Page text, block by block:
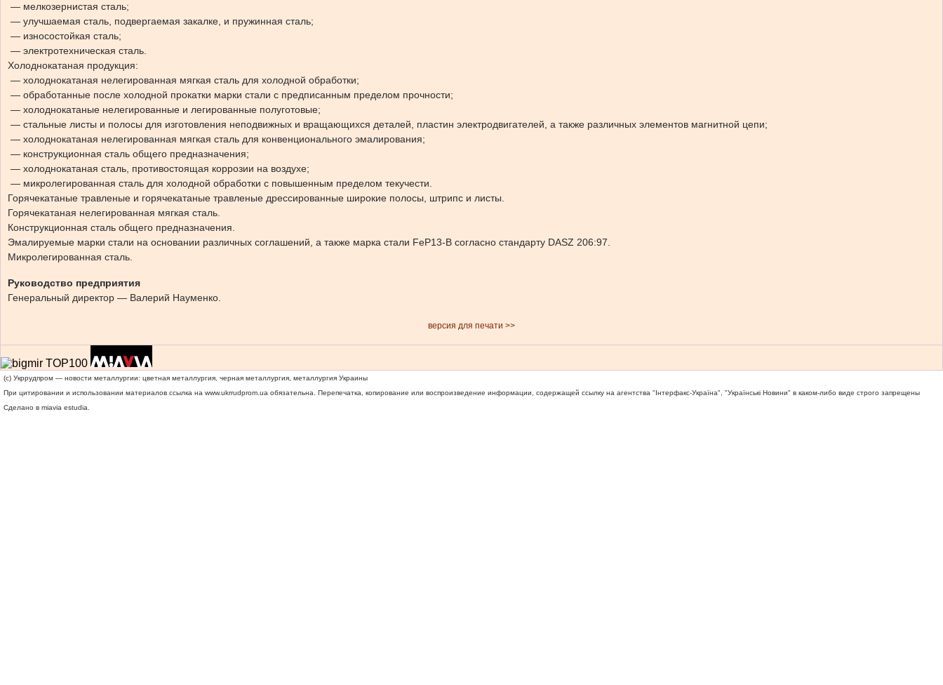
— мелкозернистая сталь;
— улучшаемая сталь, подвергаемая закалке, и пружинная сталь;
— износостойкая сталь;
— электротехническая сталь.
Холоднокатаная продукция:
— холоднокатаная нелегированная мягкая сталь для холодной обработки;
— обработанные после холодной прокатки марки стали с предписанным пределом прочности;
— холоднокатаные нелегированные и легированные полуготовые;
— стальные листы и полосы для изготовления неподвижных и вращающихся деталей, пластин электродвигателей, а также различных элементов магнитной цепи;
— холоднокатаная нелегированная мягкая сталь для конвенционального эмалирования;
— конструкционная сталь общего предназначения;
— холоднокатаная сталь, противостоящая коррозии на воздухе;
— микролегированная сталь для холодной обработки с повышенным пределом текучести.
Горячекатаные травленые и горячекатаные травленые дрессированные широкие полосы, штрипс и листы.
Горячекатаная нелегированная мягкая сталь.
Конструкционная сталь общего предназначения.
Эмалируемые марки стали на основании различных соглашений, а также марка стали FeP13-B согласно стандарту DASZ 206:97.
Микролегированная сталь.
Руководство предприятия
Генеральный директор — Валерий Науменко.
версия для печати >>
(c) Укррудпром — новости металлургии: цветная металлургия, черная металлургия, металлургия Украины
При цитировании и использовании материалов ссылка на www.ukrrudprom.ua обязательна. Перепечатка, копирование или воспроизведение информации, содержащей ссылку на агентства "Iнтерфакс-Україна", "Українськi Новини" в каком-либо виде строго запрещены
Сделано в miavia estudia.